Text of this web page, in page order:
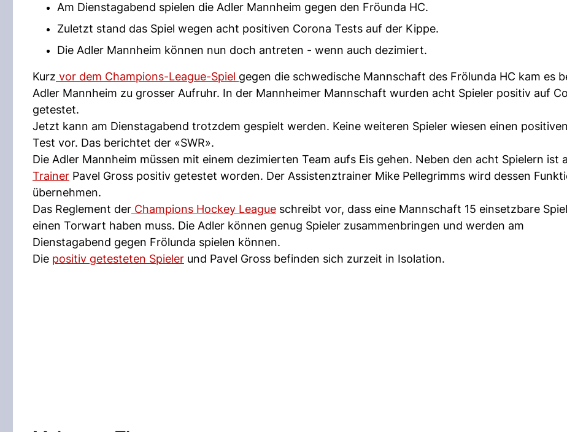
Am Dienstagabend spielen die Adler Mannheim gegen den Fröunda HC.
Zuletzt stand das Spiel wegen acht positiven Corona Tests auf der Kippe.
Die Adler Mannheim können nun doch antreten - wenn auch dezimiert.
Kurz vor dem Champions-League-Spiel gegen die schwedische Mannschaft des Frölunda HC kam es
Adler Mannheim zu grosser Aufruhr. In der Mannheimer Mannschaft wurden acht Spieler positiv auf
getestet.
Jetzt kann am Dienstagabend trotzdem gespielt werden. Keine weiteren Spieler wiesen einen
Test vor. Das berichtet der «SWR».
Die Adler Mannheim müssen mit einem dezimierten Team aufs Eis gehen. Neben den acht Spielern ist
Trainer Pavel Gross positiv getestet worden. Der Assistenztrainer Mike Pellegrimms wird dessen
übernehmen.
Das Reglement der Champions Hockey League schreibt vor, dass eine Mannschaft 15 einsetzbare
einen Torwart haben muss. Die Adler können genug Spieler zusammenbringen und werden am
Dienstagabend gegen Frölunda spielen können.
Die positiv getesteten Spieler und Pavel Gross befinden sich zurzeit in Isolation.